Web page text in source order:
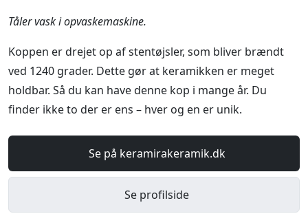
Tåler vask i opvaskemaskine.
Koppen er drejet op af stentøjsler, som bliver brændt
ved 1240 grader. Dette gør at keramikken er meget
holdbar. Så du kan have denne kop i mange år. Du
finder ikke to der er ens – hver og en er unik.
Se på keramirakeramik.dk
Se profilside